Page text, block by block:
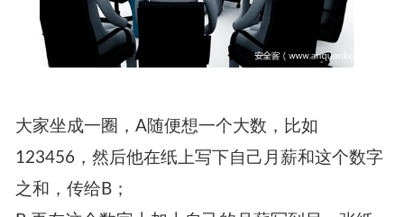
其实办法很简单，甚至不需要用到密码学知识：